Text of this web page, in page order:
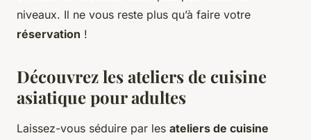
niveaux. Il ne vous reste plus qu’à faire votre
réservation !
Découvrez les ateliers de cuisine
asiatique pour adultes
Laissez-vous séduire par les ateliers de cuisine